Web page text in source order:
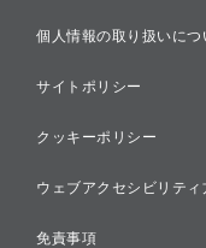
個人情報の取り扱いにつ
サイトポリシー
クッキーポリシー
ウェブアクセシビリティ
免責事項